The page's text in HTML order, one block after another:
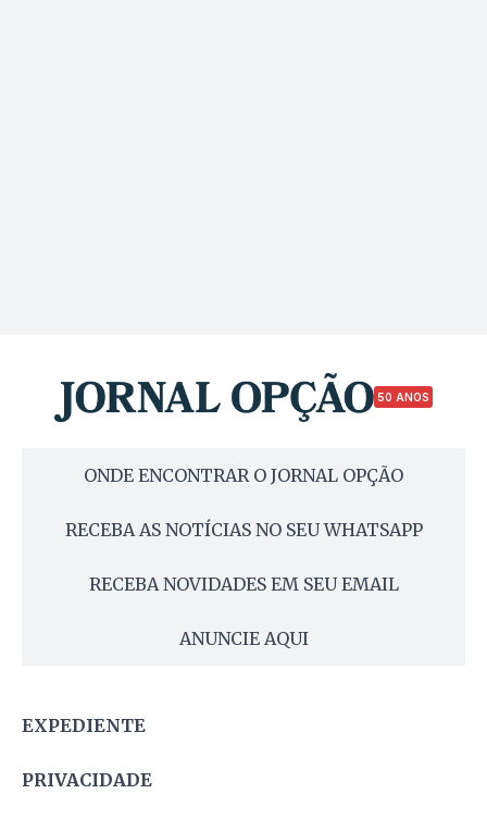
50 ANOS
ONDE ENCONTRAR O JORNAL OPÇÃO
RECEBA AS NOTÍCIAS NO SEU WHATSAPP
RECEBA NOVIDADES EM SEU EMAIL
ANUNCIE AQUI
EXPEDIENTE
PRIVACIDADE